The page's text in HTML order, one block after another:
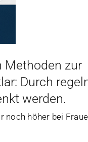
Methoden zur
Durch
werden.
noch höher bei